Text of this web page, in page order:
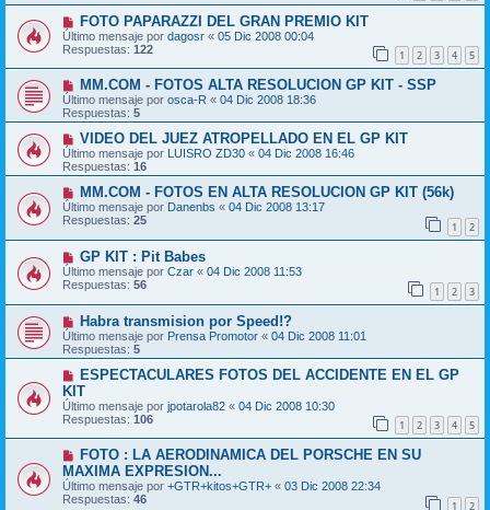
FOTO PAPARAZZI DEL GRAN PREMIO KIT
Último mensaje por dagosr « 05 Dic 2008 00:04
Respuestas: 122 1 2 3 4 5
MM.COM - FOTOS ALTA RESOLUCION GP KIT - SSP
Último mensaje por osca-R « 04 Dic 2008 18:36
Respuestas: 5
VIDEO DEL JUEZ ATROPELLADO EN EL GP KIT
Último mensaje por LUISRO ZD30 « 04 Dic 2008 16:46
Respuestas: 16
MM.COM - FOTOS EN ALTA RESOLUCION GP KIT (56k)
Último mensaje por Danenbs « 04 Dic 2008 13:17
Respuestas: 25 1 2
GP KIT : Pit Babes
Último mensaje por Czar « 04 Dic 2008 11:53
Respuestas: 56 1 2 3
Habra transmision por Speed!?
Último mensaje por Prensa Promotor « 04 Dic 2008 11:01
Respuestas: 5
ESPECTACULARES FOTOS DEL ACCIDENTE EN EL GP
KIT
Último mensaje por jpotarola82 « 04 Dic 2008 10:30
Respuestas: 106 1 2 3 4 5
FOTO : LA AERODINAMICA DEL PORSCHE EN SU
MAXIMA EXPRESION...
Último mensaje por +GTR+kitos+GTR+ « 03 Dic 2008 22:34
Respuestas: 46 1 2